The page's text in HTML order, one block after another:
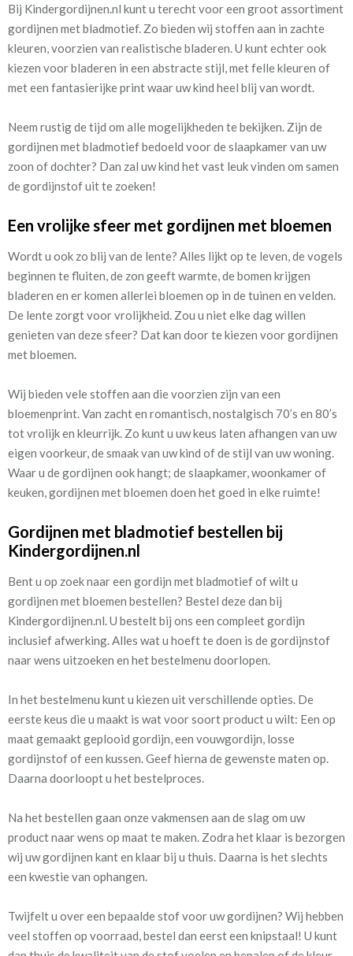
Bij Kindergordijnen.nl kunt u terecht voor een groot assortiment
gordijnen met bladmotief. Zo bieden wij stoffen aan in zachte
kleuren, voorzien van realistische bladeren. U kunt echter ook
kiezen voor bladeren in een abstracte stijl, met felle kleuren of
met een fantasierijke print waar uw kind heel blij van wordt.
Neem rustig de tijd om alle mogelijkheden te bekijken. Zijn de
gordijnen met bladmotief bedoeld voor de slaapkamer van uw
zoon of dochter? Dan zal uw kind het vast leuk vinden om samen
de gordijnstof uit te zoeken!
Een vrolijke sfeer met gordijnen met bloemen
Wordt u ook zo blij van de lente? Alles lijkt op te leven, de vogels
beginnen te fluiten, de zon geeft warmte, de bomen krijgen
bladeren en er komen allerlei bloemen op in de tuinen en velden.
De lente zorgt voor vrolijkheid. Zou u niet elke dag willen
genieten van deze sfeer? Dat kan door te kiezen voor gordijnen
met bloemen.
Wij bieden vele stoffen aan die voorzien zijn van een
bloemenprint. Van zacht en romantisch, nostalgisch 70’s en 80’s
tot vrolijk en kleurrijk. Zo kunt u uw keus laten afhangen van uw
eigen voorkeur, de smaak van uw kind of de stijl van uw woning.
Waar u de gordijnen ook hangt; de slaapkamer, woonkamer of
keuken, gordijnen met bloemen doen het goed in elke ruimte!
Gordijnen met bladmotief bestellen bij
Kindergordijnen.nl
Bent u op zoek naar een gordijn met bladmotief of wilt u
gordijnen met bloemen bestellen? Bestel deze dan bij
Kindergordijnen.nl. U bestelt bij ons een compleet gordijn
inclusief afwerking. Alles wat u hoeft te doen is de gordijnstof
naar wens uitzoeken en het bestelmenu doorlopen.
In het bestelmenu kunt u kiezen uit verschillende opties. De
eerste keus die u maakt is wat voor soort product u wilt: Een op
maat gemaakt geplooid gordijn, een vouwgordijn, losse
gordijnstof of een kussen. Geef hierna de gewenste maten op.
Daarna doorloopt u het bestelproces.
Na het bestellen gaan onze vakmensen aan de slag om uw
product naar wens op maat te maken. Zodra het klaar is bezorgen
wij uw gordijnen kant en klaar bij u thuis. Daarna is het slechts
een kwestie van ophangen.
Twijfelt u over een bepaalde stof voor uw gordijnen? Wij hebben
veel stoffen op voorraad, bestel dan eerst een knipstaal! U kunt